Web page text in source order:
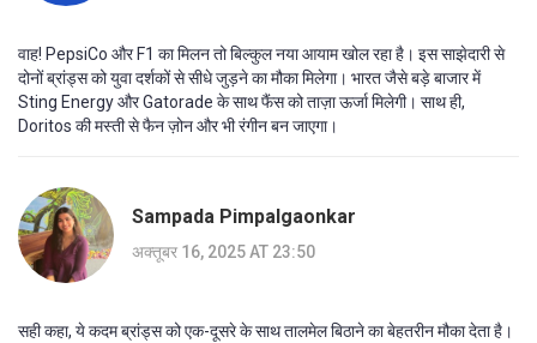
वाह! PepsiCo और F1 का मिलन तो बिल्कुल नया आयाम खोल रहा है। इस साझेदारी से
दोनों ब्रांड्स को युवा दर्शकों से सीधे जुड़ने का मौका मिलेगा। भारत जैसे बड़े बाजार में
Sting Energy और Gatorade के साथ फैंस को ताज़ा ऊर्जा मिलेगी। साथ ही,
Doritos की मस्ती से फैन ज़ोन और भी रंगीन बन जाएगा।
Sampada Pimpalgaonkar
अक्तूबर 16, 2025 AT 23:50
सही कहा, ये कदम ब्रांड्स को एक-दूसरे के साथ तालमेल बिठाने का बेहतरीन मौका देता है।